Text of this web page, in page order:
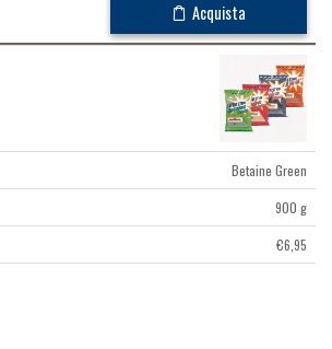
Acquista
Betaine Green
900 g
€6,95